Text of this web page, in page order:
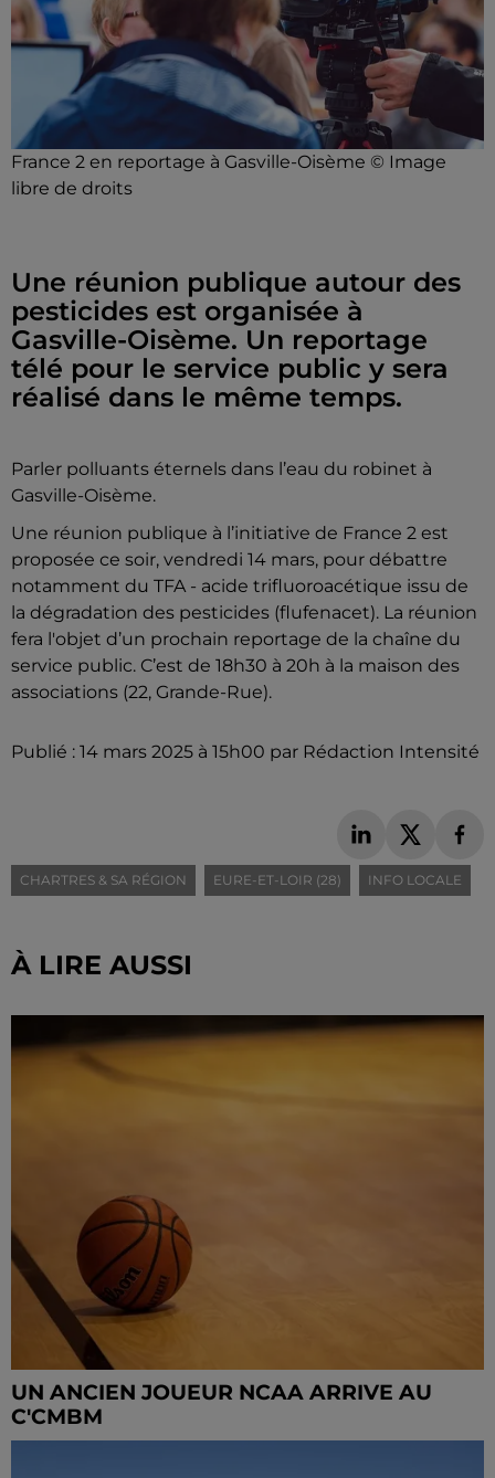
France 2 en reportage à Gasville-Oisème © Image
libre de droits
Une réunion publique autour des
pesticides est organisée à
Gasville-Oisème. Un reportage
télé pour le service public y sera
réalisé dans le même temps.
Parler polluants éternels dans l’eau du robinet à
Gasville-Oisème.
Une réunion publique à l’initiative de France 2 est
proposée ce soir, vendredi 14 mars, pour débattre
notamment du TFA - acide trifluoroacétique issu de
la dégradation des pesticides (flufenacet). La réunion
fera l'objet d’un prochain reportage de la chaîne du
service public. C’est de 18h30 à 20h à la maison des
associations (22, Grande-Rue).
Publié : 14 mars 2025 à 15h00 par Rédaction Intensité
CHARTRES & SA RÉGION EURE-ET-LOIR (28) INFO LOCALE
À LIRE AUSSI
UN ANCIEN JOUEUR NCAA ARRIVE AU
C'CMBM